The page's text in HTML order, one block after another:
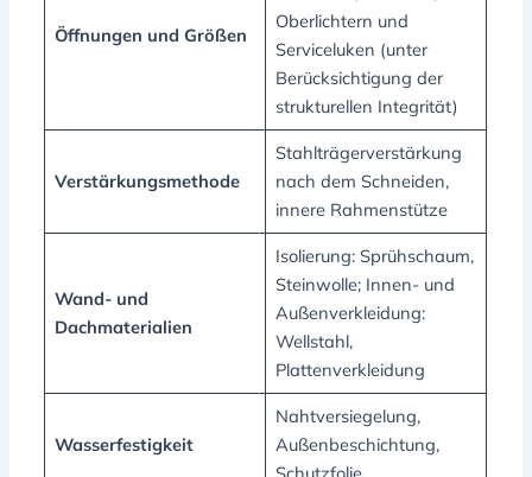
Öffnungen und Größen
Oberlichtern und
Serviceluken (unter
Berücksichtigung der
strukturellen Integrität)
Verstärkungsmethode
Stahlträgerverstärkung
nach dem Schneiden,
innere Rahmenstütze
Wand- und
Dachmaterialien
Isolierung: Sprühschaum,
Steinwolle; Innen- und
Außenverkleidung:
Wellstahl,
Plattenverkleidung
Wasserfestigkeit
Nahtversiegelung,
Außenbeschichtung,